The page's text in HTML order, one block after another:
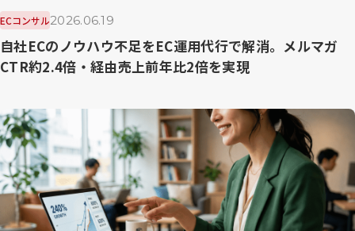
ECコンサル2026.06.19
自社ECのノウハウ不足をEC運用代行で解消。メルマガ
CTR約2.4倍・経由売上前年比2倍を実現